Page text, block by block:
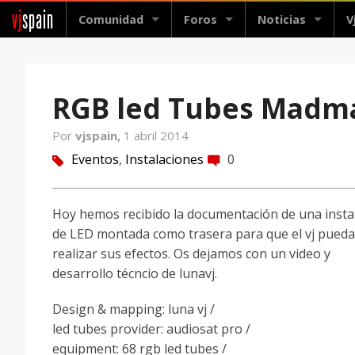
vjspain Comunidad Foros Noticias
RGB led Tubes
Por vjspain, 1 abril 2014
tag Eventos, Instalaciones comment 0
Hoy hemos recibido la documentación de una
de LED montada como trasera para que el vj pueda
realizar sus efectos. Os dejamos con un video y
desarrollo técncio de lunavj.
Design & mapping: luna vj /
led tubes provider: audiosat pro /
equipment: 68 rgb led tubes /